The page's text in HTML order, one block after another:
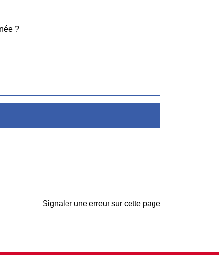
?
Signaler une erreur sur cette page